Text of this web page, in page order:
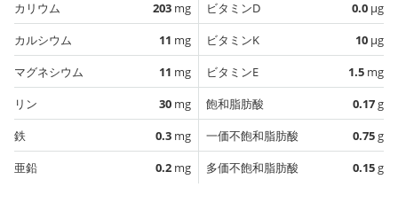
カリウム
203 mg
カルシウム
11 mg
マグネシウム
11 mg
リン
30 mg
鉄
0.3 mg
亜鉛
0.2 mg
ビタミンD
0.0 µg
ビタミンK
10 µg
ビタミンE
1.5 mg
飽和脂肪酸
0.17g
一価不飽和脂肪酸
0.75g
多価不飽和脂肪酸
0.15g